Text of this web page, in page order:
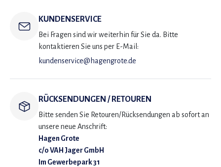
KUNDENSERVICE
Bei Fragen sind wir weiterhin für Sie da. Bitte
kontaktieren Sie uns per E-Mail:
kundenservice@hagengrote.de
RÜCKSENDUNGEN / RETOUREN
Bitte senden Sie Retouren/Rücksendungen ab sofort an
unsere neue Anschrift:
Hagen Grote
c/o VAH Jager GmbH
Im Gewerbepark 31